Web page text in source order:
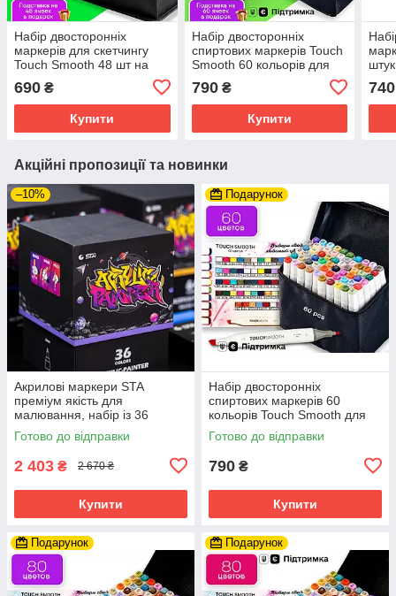
Набір двосторонніх
маркерів для скетчингу
Touch Smooth 48 шт на
Фломастери для
художників
690 ₴
Купити
Набір двосторонніх
спиртових маркерів Touch
Smooth 60 кольорів для
малювання і скетчів, Набір
фломастерів.
790₴
Купити
740
Акційні пропозиції та новинки
–10%
Акрилові маркери STA
преміум якість для
малювання, набір із 36
кольорів, універсальні для
скла, дерева, ткани та
Готово до відправки
2 403 ₴ 2 670 ₴
Купити
Подарунок
Набір двосторонніх
спиртових маркерів 60
кольорів Touch Smooth для
малювання та скетчів,
художні маркери
Готово до відправки
790 ₴
Купити
Подарунок Подарунок